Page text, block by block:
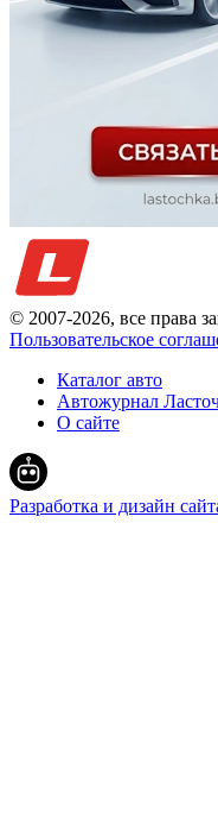
© 2007-2026, все права
Пользовательское
Каталог авто
Автожурнал
О сайте
Разработка и дизайн